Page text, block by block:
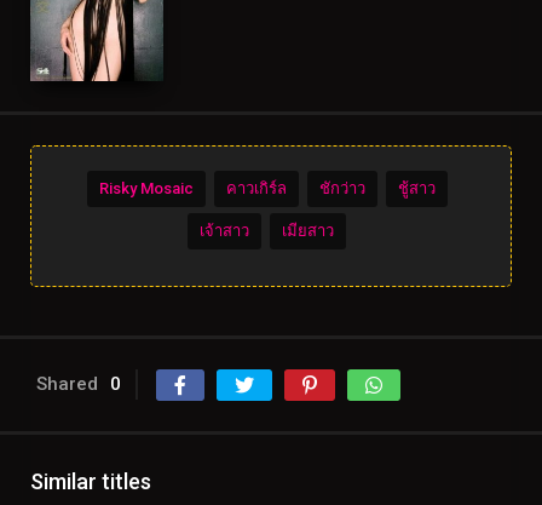
Risky Mosaic คาวเกิร์ล ชักว่าว ชู้สาว
เจ้าสาว เมียสาว
Shared 0
Similar titles